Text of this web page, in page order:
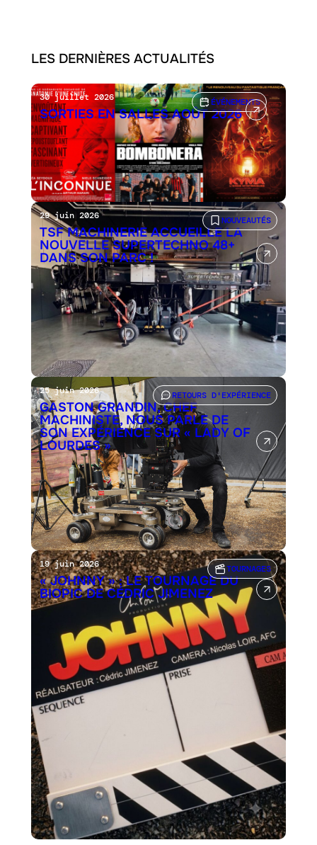
LES DERNIÈRES ACTUALITÉS
ÉVÉNEMENTS
30 juillet 2026
SORTIES EN SALLES AOÛT 2026
NOUVEAUTÉS
29 juin 2026
TSF MACHINERIE ACCUEILLE LA
NOUVELLE SUPERTECHNO 48+
DANS SON PARC !
RETOURS D'EXPÉRIENCE
25 juin 2026
GASTON GRANDIN, CHEF
MACHINISTE, NOUS PARLE DE
SON EXPÉRIENCE SUR « LADY OF
LOURDES »
TOURNAGES
19 juin 2026
« JOHNNY » : LE TOURNAGE DU
BIOPIC DE CÉDRIC JIMENEZ